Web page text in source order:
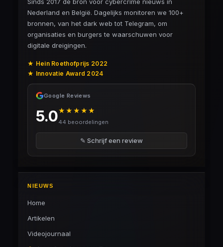
Nederland en België. Dagelijks monitoren we 100+
bronnen, van het dark web tot Telegram, om
organisaties en burgers te waarschuwen voor
digitale dreigingen.
★ Hein Roethofprijs 2022
★ Innovatie Award 2024
Google Reviews
5.0★★★★★
44 beoordelingen
✎ Schrijf een review
NIEUWS
Home
Artikelen
Videojournaal